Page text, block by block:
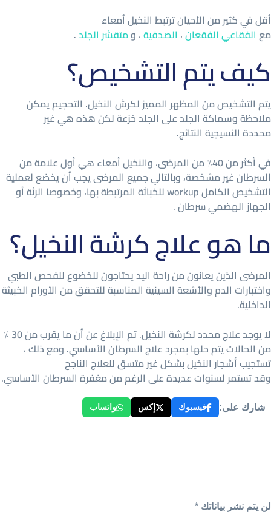
أقل في كثير من الأحيان ترتبط النخيل أمعاء
مع الفقاعي الفقعان، الصدفية، ومتقشر الجلد.
كيف يتم التشخيص؟
يتم التشخيص من المظهر المميز لكرش النخيل. التحجيم يمكن
ملاحظة وسماكة الجلد على الجلد خزعة لكن هذه هي غير
محددة النسيجية النتائج.
في أكثر من 40٪ من المرضى، والنخيل أمعاء هي أول علامة من
السرطان غير مشخصة، وبالتالي جميع المرضى يجب أن يخضع لعملية
التشخيص الكامل workup للخباثة المرتبطة بها، وخصوصا الرئة أو
الجهاز الهضمي سرطان .
ما هو علاج كرشة النخيل؟
المرضى الذين يعانون من راحة اليد يحتاجون للخضوع للفحص الطبي
واختبارات الدم والأشعة السينية المناسبة للتحقق من الأورام الخبيثة
الداخلية.
لا يوجد علاج محدد لكرشة النخيل. تم الإبلاغ عن أن ما يقرب من 30 ٪
من الحالات يتم حلها بمجرد علاج السرطان الأساسي. ومع ذلك ،
تستجيب أشجار النخيل بشكل غير متسق للعلاج الناجح
وقد تستمر لسنوات عديدة على الرغم من مغفرة السرطان الأساسي.
شارك على: فيسبوك إكس واتساب
لن يتم نشر بياناتك *